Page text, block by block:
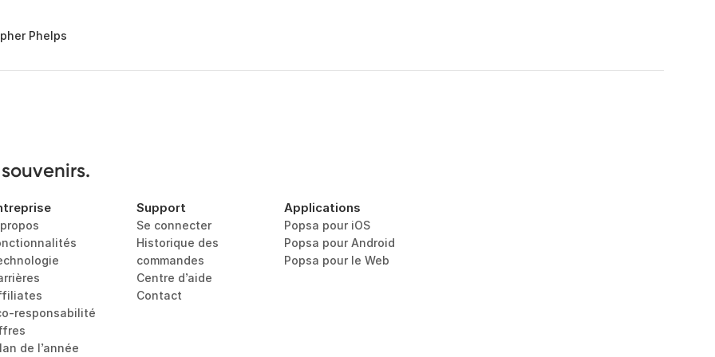
Phelps
responsabilité
de l’année
Support
Se connecter
Historique des
commandes
Centre d’aide
Contact
Applications
Popsa pour iOS
Popsa pour Android
Popsa pour le Web